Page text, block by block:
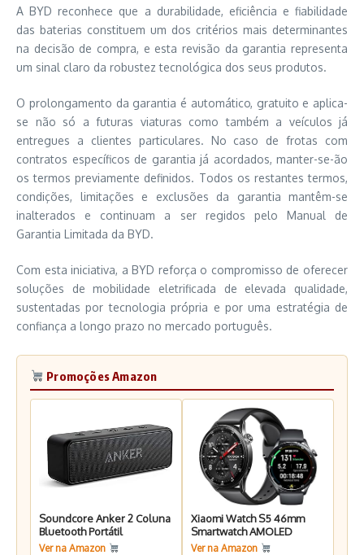
A BYD reconhece que a durabilidade, eficiência e fiabilidade
das baterias constituem um dos critérios mais determinantes
na decisão de compra, e esta revisão da garantia representa
um sinal claro da robustez tecnológica dos seus produtos.
O prolongamento da garantia é automático, gratuito e aplica-
se não só a futuras viaturas como também a veículos já
entregues a clientes particulares. No caso de frotas com
contratos específicos de garantia já acordados, manter-se-ão
os termos previamente definidos. Todos os restantes termos,
condições, limitações e exclusões da garantia mantêm-se
inalterados e continuam a ser regidos pelo Manual de
Garantia Limitada da BYD.
Com esta iniciativa, a BYD reforça o compromisso de oferecer
soluções de mobilidade eletrificada de elevada qualidade,
sustentadas por tecnologia própria e por uma estratégia de
confiança a longo prazo no mercado português.
Promoções Amazon
Soundcore Anker 2 Coluna
Bluetooth Portátil
Ver na Amazon
Xiaomi Watch S5 46mm
Smartwatch AMOLED
Ver na Amazon